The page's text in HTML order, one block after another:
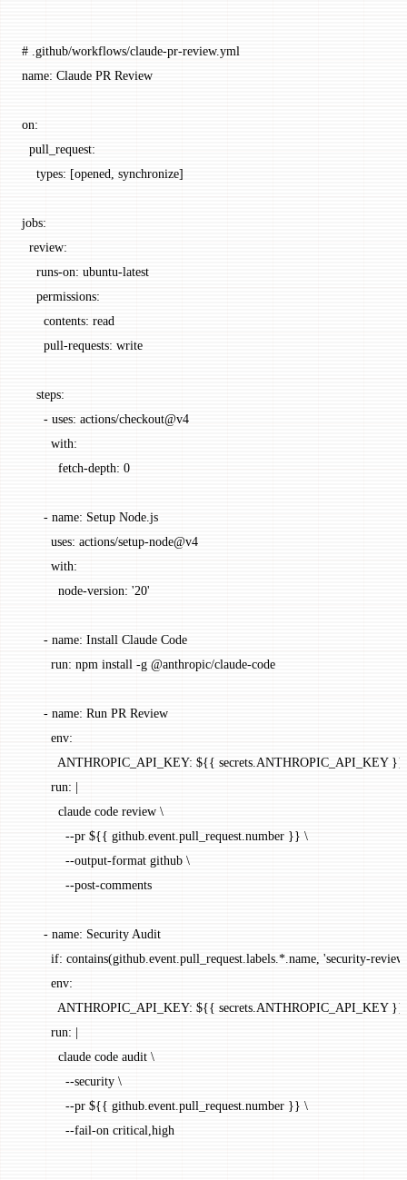
# .github/workflows/claude-pr-review.yml
name: Claude PR Review
on:
  pull_request
:
    types
: [opened synchronize]
jobs:
  review
:
    runs-on
: ubuntu-latest
    permissions
:
      contents
: read
      pull-requests
: write
    steps
:
      -
uses: actions/checkout@v4
        with
:
          fetch-depth
: 0
      -
name: Setup Node.js
        uses
: actions/setup-node@v4
        with
:
          node-version
: '20'
      -
name: Install Claude Code
        run
: npm install -g @anthropic/claude-code
      -
name: Run PR Review
        env
:
          ANTHROPIC_API_KEY
: ${{ secrets.ANTHROPIC_API_KEY }}
        run
: |
          claude code review \
            --pr ${{ github.event.pull_request.number }} \
            --output-format github \
            --post-comments
      -
name: Security Audit
        if
: contains(github.event.pull_request.labels.*.name, 'security-
        env
:
          ANTHROPIC_API_KEY
: ${{ secrets.ANTHROPIC_API_KEY }}
        run
: |
          claude code audit \
            --security \
            --pr ${{ github.event.pull_request.number }} \
            --fail-on critical,high